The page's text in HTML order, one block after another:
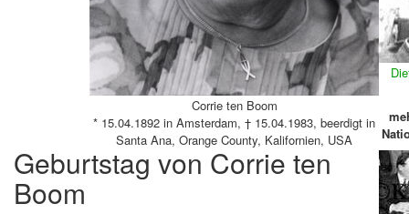
Corrie ten Boom
* 15.04.1892 in Amsterdam, † 15.04.1983, beerdigt in
Santa Ana, Orange County, Kalifornien, USA
Geburtstag von Corrie ten
Boom